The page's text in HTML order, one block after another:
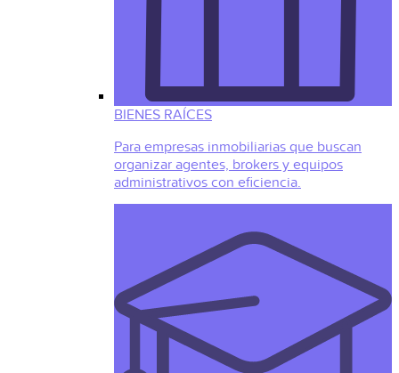
BIENES RAÍCES
Para empresas inmobiliarias que buscan
organizar agentes, brokers y equipos
administrativos con eficiencia.